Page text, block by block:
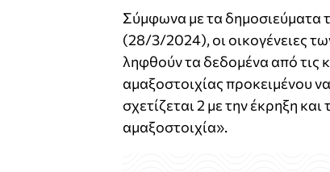
Σύμφωνα με τα δημοσιεύματα
(28/3/2024), οι οικογένειες
ληφθούν τα δεδομένα από τις
αμαξοστοιχίας προκειμένου
σχετίζεται 2 με την έκρηξη
αμαξοστοιχία».